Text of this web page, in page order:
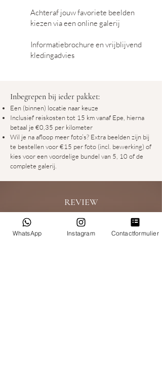
Achteraf jouw favoriete beelden
kiezen via een online galerij
Informatiebrochure en vrijblijvend
kledingadvies
Inbegrepen bij ieder pakket:
Een (binnen) locatie naar keuze
Inclusief reiskosten tot 15 km vanaf Epe, hierna
betaal je €0,35 per kilometer
Wil je na afloop meer foto’s? Extra beelden zijn bij
te bestellen voor €15 per foto (incl. bewerking) of
kies voor een voordelige bundel van 5, 10 of de
complete galerij.
REVIEW
We zijn erg blij met je foto’s en vinden ze
WhatsApp Instagram Contactformulier